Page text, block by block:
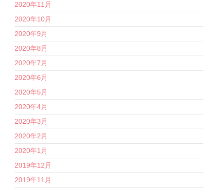
2020年11月
2020年10月
2020年9月
2020年8月
2020年7月
2020年6月
2020年5月
2020年4月
2020年3月
2020年2月
2020年1月
2019年12月
2019年11月